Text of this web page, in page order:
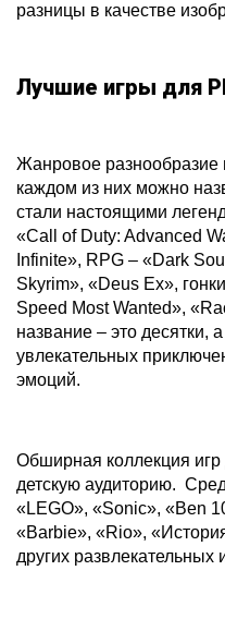
разницы в качестве
Лучшие игры для
Жанровое разнообразие
каждом из них можно
стали настоящими
«Call of Duty: Advanced
Infinite», RPG – «Dark
Skyrim», «Deus Ex»,
Speed Most Wanted»,
название – это десятки,
увлекательных
эмоций.
Обширная коллекция
детскую аудиторию.
«LEGO», «Sonic», «Ben
«Barbie», «Rio»,
других